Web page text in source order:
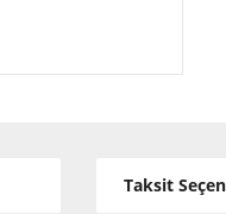
Taksit